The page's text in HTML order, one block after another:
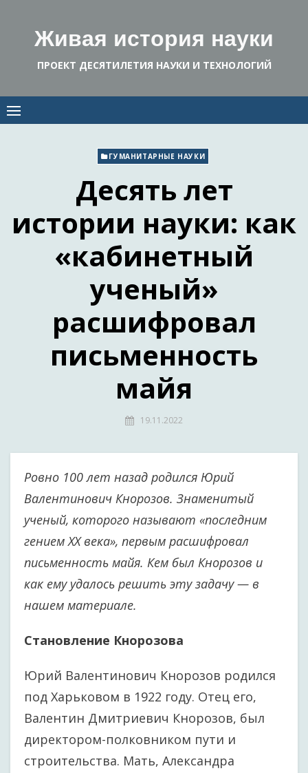
contentЖивая история науки
ПРОЕКТ ДЕСЯТИЛЕТИЯ НАУКИ И ТЕХНОЛОГИЙ
ГУМАНИТАРНЫЕ НАУКИ
Десять лет
истории науки: как
«кабинетный
ученый»
расшифровал
письменность
майя
19.11.2022
Ровно 100 лет назад родился Юрий
Валентинович Кнорозов. Знаменитый
ученый, которого называют «последним
гением XX века», первым расшифровал
письменность майя. Кем был Кнорозов и
как ему удалось решить эту задачу — в
нашем материале.
Становление Кнорозова
Юрий Валентинович Кнорозов родился
под Харьковом в 1922 году. Отец его,
Валентин Дмитриевич Кнорозов, был
директором-полковником пути и
строительства. Мать, Александра